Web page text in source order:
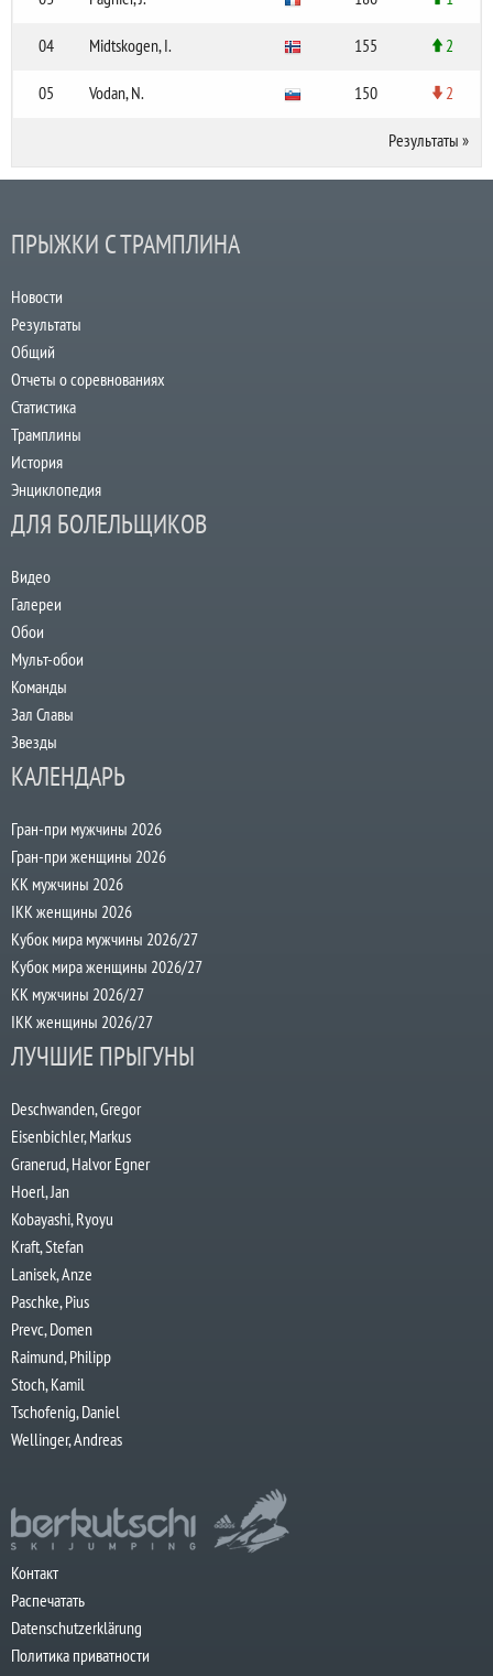
04 Midtskogen, I. 155 2
05 Vodan, N. 150 2
Результаты »
ПРЫЖКИ С ТРАМПЛИНА
Новости
Результаты
Общий
Отчеты о соревнованиях
Статистика
Трамплины
История
Энциклопедия
ДЛЯ БОЛЕЛЬЩИКОВ
Видео
Галереи
Обои
Мульт-обои
Команды
Зал Славы
Звезды
КАЛЕНДАРЬ
Гран-при мужчины 2026
Гран-при женщины 2026
КК мужчины 2026
IKK женщины 2026
Кубок мира мужчины 2026/27
Кубок мира женщины 2026/27
КК мужчины 2026/27
IKK женщины 2026/27
ЛУЧШИЕ ПРЫГУНЫ
Deschwanden, Gregor
Eisenbichler, Markus
Granerud, Halvor Egner
Hoerl, Jan
Kobayashi, Ryoyu
Kraft, Stefan
Lanisek, Anze
Paschke, Pius
Prevc, Domen
Raimund, Philipp
Stoch, Kamil
Tschofenig, Daniel
Wellinger, Andreas
Контакт
Распечатать
Datenschutzerklärung
Политика приватности